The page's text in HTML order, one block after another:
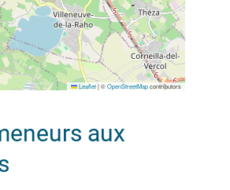
Leaflet |©OpenStreetMapcontributors
aux